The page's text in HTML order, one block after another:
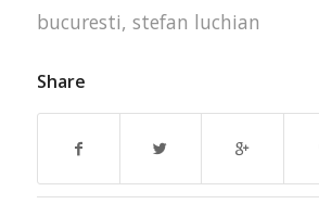
bucuresti, stefan luchian
Share